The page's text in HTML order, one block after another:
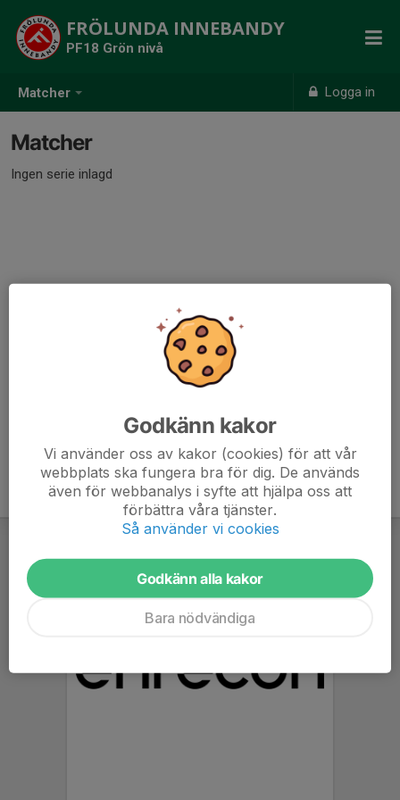
Matcher Logga in
FRÖLUNDA INNEBANDY
PF18 Grön nivå
Matcher
Ingen serie inlagd
Godkänn kakor
Vi använder oss av kakor (cookies) för att vår
webbplats ska fungera bra för dig. De används
även för webbanalys i syfte att hjälpa oss att
förbättra våra tjänster.
Så använder vi cookies
Godkänn alla kakor
Bara nödvändiga